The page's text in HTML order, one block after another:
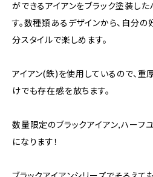
ができるアイアンをブラック塗装し
す。数種類あるデザインから、自分
分スタイルで楽しめます。
アイアン(鉄)を使用しているので、重
けでも存在感を放ちます。
数量限定のブラックアイアン,ハーフ
になります！